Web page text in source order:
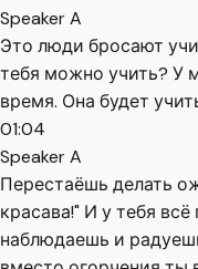
Speaker A
Это люди бросают
тебя можно учить? У
время. Она будет
01:04
Speaker A
Перестаёшь делать
красава!" И у тебя
наблюдаешь и